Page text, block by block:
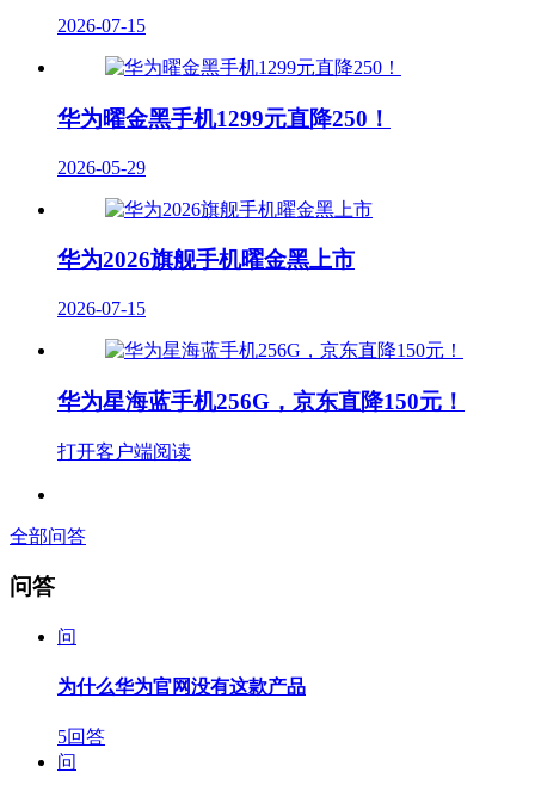
2026-07-15
华为曜金黑手机1299元直降250！
2026-05-29
华为2026旗舰手机曜金黑上市
2026-07-15
华为星海蓝手机256G，京东直降150元！
打开客户端阅读
全部问答
问答
问
为什么华为官网没有这款产品
5回答
问